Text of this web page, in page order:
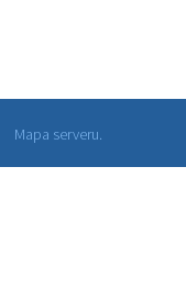
Mapa serveru.